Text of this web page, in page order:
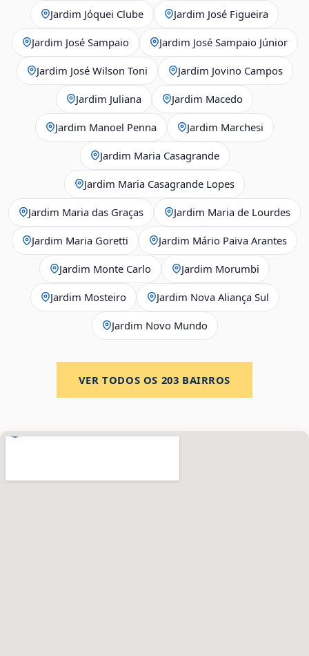
Jardim Jóquei Clube Jardim José Figueira
Jardim José Sampaio Jardim José Sampaio Júnior
Jardim José Wilson Toni Jardim Jovino Campos
Jardim Juliana Jardim Macedo
Jardim Manoel Penna Jardim Marchesi
Jardim Maria Casagrande
Jardim Maria Casagrande Lopes
Jardim Maria das Graças Jardim Maria de Lourdes
Jardim Maria Goretti Jardim Mário Paiva Arantes
Jardim Monte Carlo Jardim Morumbi
Jardim Mosteiro Jardim Nova Aliança Sul
Jardim Novo Mundo
VER TODOS OS 203 BAIRROS